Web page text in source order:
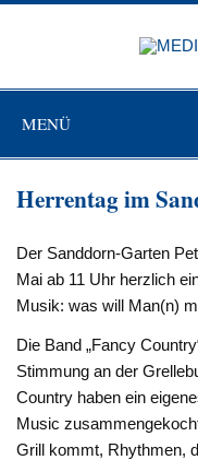
Zum
MENÜ
Herrentag im
Der Sanddorn-Garten
Mai ab 11 Uhr herzlich
Musik: was will Man(n)
Die Band „Fancy
Stimmung an der
Country haben ein
Music
Grill kommt, Rhythmen,